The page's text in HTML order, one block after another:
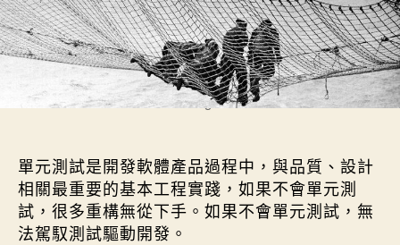
Golden Gate Bridge Construction
單元測試是開發軟體產品過程中，與品質、設計
相關最重要的基本工程實踐，如果不會單元測
試，很多重構無從下手。如果不會單元測試，無
法駕馭測試驅動開發。